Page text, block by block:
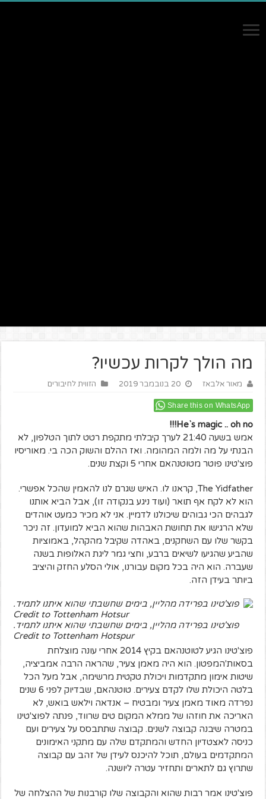
מה הולך לקרות עכשיו?
מאור אלבאז 20 בנובמבר 2019 הזווית לחיבורים
Share this on WhatsApp
He`s magic .. oh no!!!
אמש בשעה 21:40 לערך קיבלתי מתקפת רטט לתוך הטלפון, לא
הבנתי על מה ולמה המהומה. ואז ההלם והשוק הכה בי. מאוריסיו
פוצ'טינו פוטר מטוטנהאם אחרי 5 וקצת שנים.
The Yidfather, קראנו לו. האיש שגרם לנו להאמין שהכל אפשרי.
הוא לא לקח אף תואר (ועוד ניגע בנקודה זו), אבל הביא אותנו
לגבהים הכי גבוהים שיכולנו לדמיין. אני לא מכיר כמעט אוהדים
שלא הרגישו את תחושת האבהות שהוא הביא למועדון. זה ניכר
בקשר שלו עם השחקנים, באהדה שקיבל מהקהל, באמוציות
שהביע שהגיעו לשיאים ברבע, וחצי גמר ליגת האלופות בשנה
שעברה. הוא היה בכל מקום עבורנו, אולי הסלע החזק והיציב
ביותר בעידן הזה.
פוצ'טינו בפרידה מהליין, בימים שחשבתי שהוא איתנו לתמיד.
Credit to Tottenham Hotspur
פוצ'טינו הגיע לטוטנהאם בקיץ 2014 אחרי עונה מוצלחת
בסאות'המפטון. הוא היה מאמן צעיר, שהראה הרבה אמביציה,
שיטות אימון מתקדמות ויכולת טקטית מרשימה, אבל מעל הכל
בלטה היכולת שלו לקדם צעירים. טוטנהאם, שבדיוק לפני 6 שנים
נפרדה מאוד מאמן צעיר ומבטיח – אנדאה וילאש בואש, לא
האריכה את חוזהו של ממלא המקום טים שרווד, פנתה לפוצ'טינו
במטרה שיבנה קבוצה לשנים. קבוצה שתתבסס על צעירים ועם
כניסה לאצטדיון החדש והמתקדם שלה עם מתקני האימונים
המתקדמים בעולם, תוכל להיכנס לעידן של זהב עם קבוצה
שתרוץ גם לתארים ותחזיר עטרה ליושנה.
פוצ'טינו אמר רבות שהוא והקבוצה שלו קורבנות של ההצלחה של